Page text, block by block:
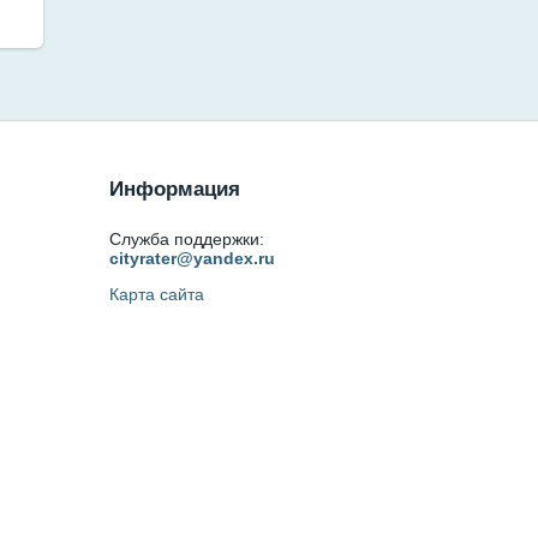
Информация
Служба поддержки:
cityrater@yandex.ru
Карта сайта